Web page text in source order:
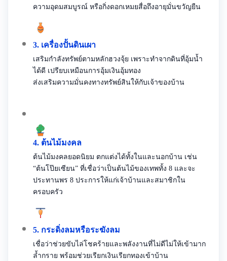
ความอุดมสมบูรณ์ หรือกิ่งดอกเหมยสื่อถึงอายุมั่นขวัญยืน
3. เครื่องปั้นดินเผา
เสริมกำลังทรัพย์ตามหลักฮวงจุ้ย เพราะทำจากดินที่อุ้มน้ำ
ได้ดี เปรียบเหมือนการอุ้มเงินอุ้มทอง
ส่งเสริมความมั่นคงทางทรัพย์สินให้กับเจ้าของบ้าน
4. ต้นไม้มงคล
ต้นไม้มงคลยอดนิยม ตกแต่งได้ทั้งในและนอกบ้าน เช่น
“ต้นโป๊ยเซียน” ที่เชื่อว่าเป็นต้นไม้ของเทพทั้ง 8 และจะ
ประทานพร 8 ประการให้แก่เจ้าบ้านและสมาชิกใน
ครอบครัว
5. กระดิ่งลมหรือระฆังลม
เชื่อว่าช่วยขับไล่โชคร้ายและพลังงานที่ไม่ดีไม่ให้เข้ามาก
ล้ำกราย พร้อมช่วยเรียกเงินเรียกทองเข้าบ้าน